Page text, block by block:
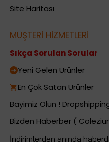
Site Haritası
MÜŞTERİ HİZMETLERİ
Sıkça Sorulan Sorular
Yeni Gelen Ürünler
En Çok Satan Ürünler
Bayimiz Olun !
Bizden Haberber (
İndirimlerden anında